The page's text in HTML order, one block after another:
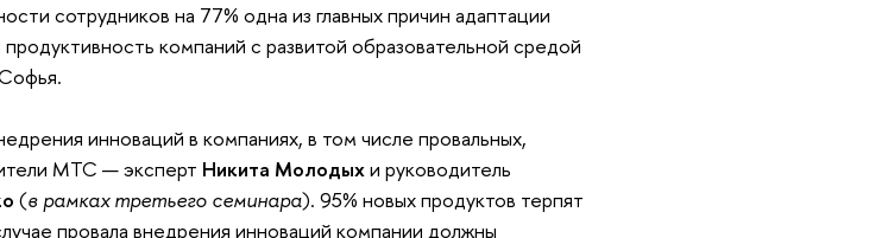
сотрудников на 77% одна из главных причин адаптации
компаний с развитой образовательной средой
инноваций в компаниях, в том числе провальных,
МТС — эксперт Никита Молодыхи руководитель
(в рамках третьего семинара). 95% новых продуктов терпят
провала внедрения инноваций компании должны